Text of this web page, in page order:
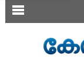
SECTIONS